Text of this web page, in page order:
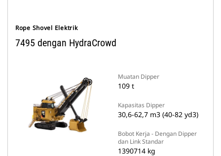
Rope Shovel Elektrik
7495 dengan HydraCrowd
Muatan Dipper
109 t
Kapasitas Dipper
30,6-62,7 m3 (40-82 yd3)
Bobot Kerja - Dengan Dipper
dan Link Standar
1390714 kg